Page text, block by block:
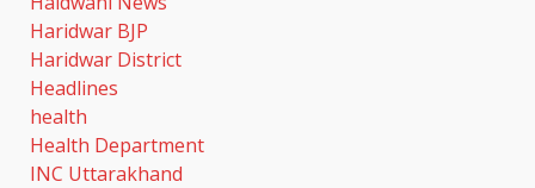
Haridwar BJP
Haridwar District
Headlines
health
Health Department
INC Uttarakhand
3
की शिष्टाचार भेंट
कांवड़ मेले की सुरक्षा के लिए दून पुलिस